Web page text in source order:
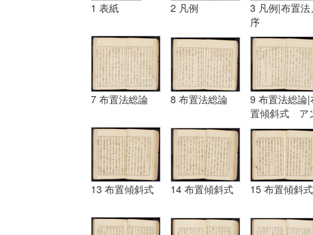
1 表紙 2 凡例
3 凡例|布置法
序
7 布置法総論 8 布置法総論
9 布置法総論|
置傾斜式 ア
ギュラール、
ムポシシヨン
13 布置傾斜式 14 布置傾斜式 15 布置傾斜式